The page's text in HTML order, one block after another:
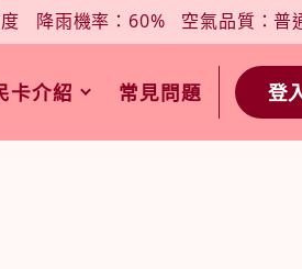
降雨機率：60% 空氣品質：普
今日天氣：27-31度 降雨機率
卡介紹 常見問題 登